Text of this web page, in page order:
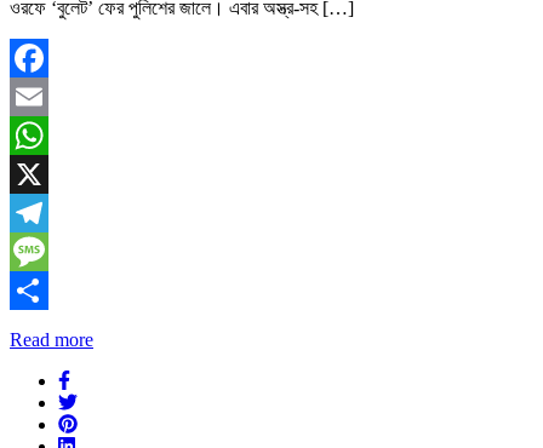
ওরফে ‘বুলেট’ ফের পুলিশের জালে। এবার অস্ত্র-সহ […]
Facebook
Email
WhatsApp
X
Telegram
Message
Share
Read more